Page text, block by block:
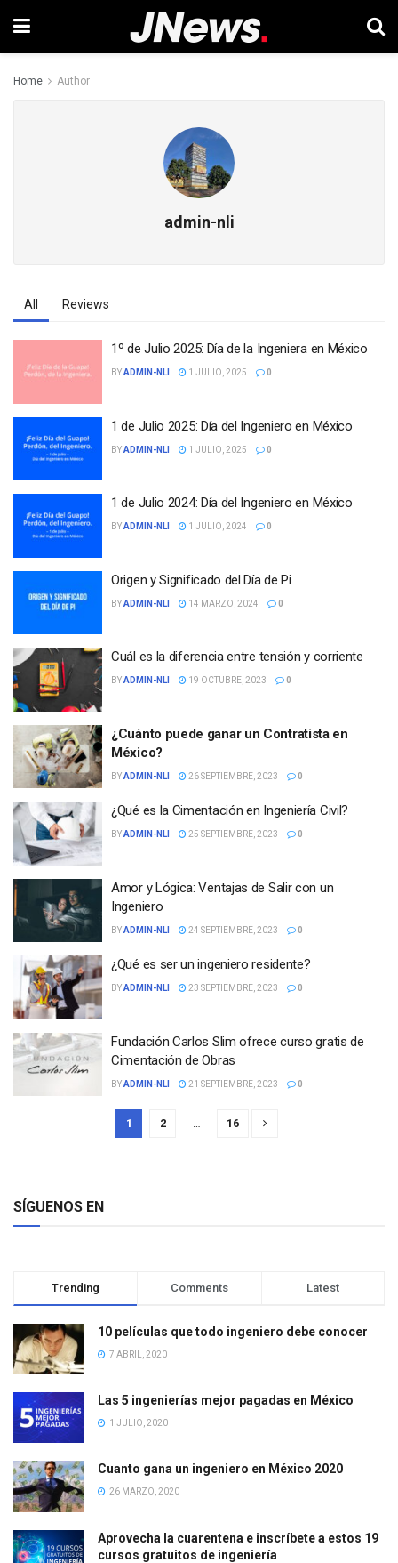
Home Author
admin-nli
All Reviews
1º de Julio 2025: Día de la Ingeniera en México
BYADMIN-NLI 1 JULIO, 2025 0
1 de Julio 2025: Día del Ingeniero en México
BYADMIN-NLI 1 JULIO, 2025 0
1 de Julio 2024: Día del Ingeniero en México
BYADMIN-NLI 1 JULIO, 2024 0
Origen y Significado del Día de Pi
BYADMIN-NLI 14 MARZO, 2024 0
Cuál es la diferencia entre tensión y corriente
BYADMIN-NLI 19 OCTUBRE, 2023 0
¿Cuánto puede ganar un Contratista en
México?
BYADMIN-NLI 26 SEPTIEMBRE, 2023 0
¿Qué es la Cimentación en Ingeniería Civil?
BYADMIN-NLI 25 SEPTIEMBRE, 2023 0
Amor y Lógica: Ventajas de Salir con un
Ingeniero
BYADMIN-NLI 24 SEPTIEMBRE, 2023 0
¿Qué es ser un ingeniero residente?
BYADMIN-NLI 23 SEPTIEMBRE, 2023 0
Fundación Carlos Slim ofrece curso gratis de
Cimentación de Obras
BYADMIN-NLI 21 SEPTIEMBRE, 2023 0
1 2 … 16
SÍGUENOS EN
Trending Comments Latest
10 películas que todo ingeniero debe conocer
7 ABRIL, 2020
Las 5 ingenierías mejor pagadas en México
1 JULIO, 2020
Cuanto gana un ingeniero en México 2020
26 MARZO, 2020
Aprovecha la cuarentena e inscríbete a estos 19
cursos gratuitos de ingeniería